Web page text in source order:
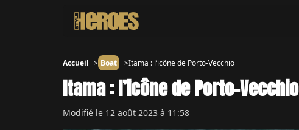
Accueil Boat Itama : l’icône de Porto-Vecchio
Itama : l’icône de Porto-Vecchio
Modifié le 12 août 2023 à 11:58